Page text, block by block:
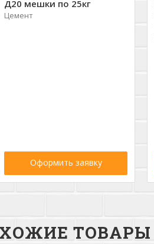
Д20 мешки по 25кг
Цемент
Оформить заявку
ТОВАРЫ